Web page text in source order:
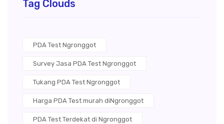
Tag Clouds
PDA Test Ngronggot
Survey Jasa PDA Test Ngronggot
Tukang PDA Test Ngronggot
Harga PDA Test murah diNgronggot
PDA Test Terdekat di Ngronggot